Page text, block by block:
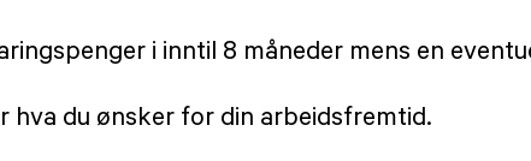
i inntil 8 måneder mens en
hva du ønsker for din arbeidsfremtid.